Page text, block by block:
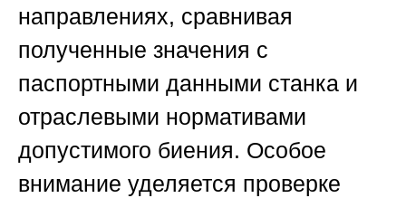
направлениях, сравнивая
полученные значения с
паспортными данными станка и
отраслевыми нормативами
допустимого биения. Особое
внимание уделяется проверке